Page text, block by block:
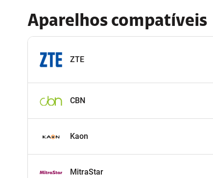
Aparelhos compatíveis
ZTE
CBN
Kaon
MitraStar